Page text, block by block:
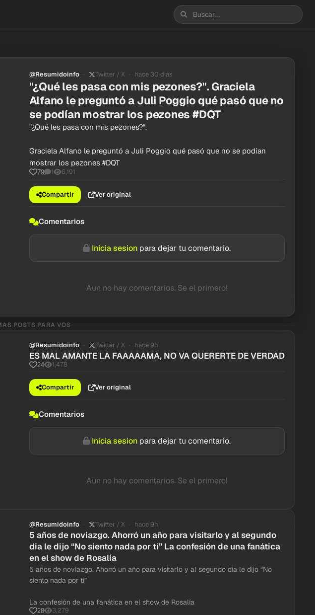
@Resumidoinfo Twitter / X hace 30 dias
"¿Qué les pasa con mis pezones?". Graciela
Alfano le preguntó a Juli Poggio qué pasó que no
se podían mostrar los pezones #DQT
"¿Qué les pasa con mis pezones?".
Graciela Alfano le preguntó a Juli Poggio qué pasó que no se podían
mostrar los pezones #DQT
79 1 6,191
Compartir Ver original
Comentarios
Inicia sesion para dejar tu comentario.
Aun no hay comentarios. Se el primero!
POSTS PARA VOS
@Resumidoinfo Twitter / X hace 9h
ES MAL AMANTE LA FAAAAAMA, NO VA QUERERTE DE VERDAD
24 1,478
Compartir Ver original
Comentarios
Inicia sesion para dejar tu comentario.
Aun no hay comentarios. Se el primero!
@Resumidoinfo Twitter / X hace 9h
5 años de noviazgo. Ahorró un año para visitarlo y al segundo
dia le dijo “No siento nada por ti” La confesión de una fanática
en el show de Rosalía
5 años de noviazgo. Ahorró un año para visitarlo y al segundo dia le dijo “No
siento nada por ti”
La confesión de una fanática en el show de Rosalía
28 3,279